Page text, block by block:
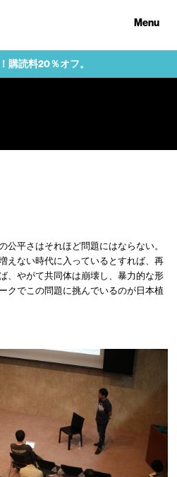
Menu
購読料20％オフ。
公平さはそれほど問題にはならない。
えない時代に入っているとすれば、再
、やがて共同体は崩壊し、暴力的な形
クでこの問題に挑んでいるのが日本植